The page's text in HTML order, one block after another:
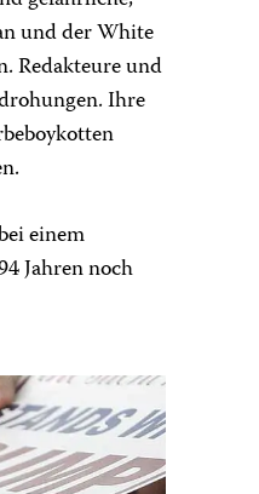
und der White
Redakteure und
Ihre
einem
Jahren noch